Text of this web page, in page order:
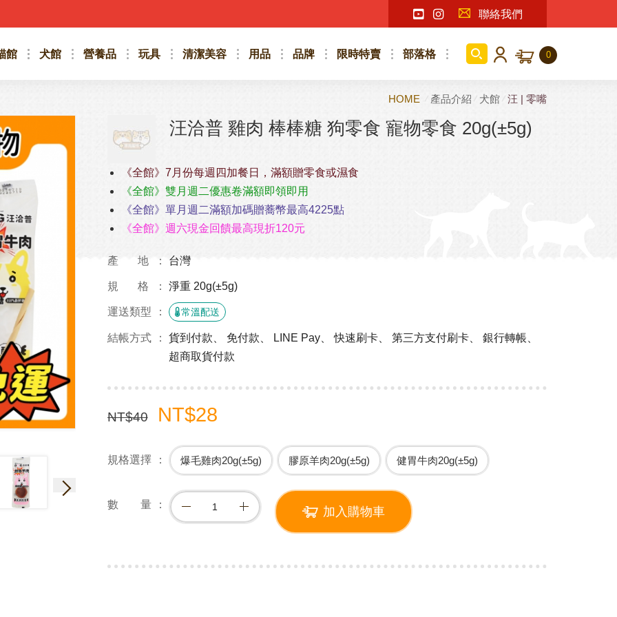
聯絡我們
館 犬館 營養品 玩具 清潔美容 用品 品牌 限時特賣 部落格 0
HOME 產品介紹 犬館 汪 | 零嘴
汪洽普 雞肉 棒棒糖 狗零食 寵物零食 20g(±5g)
《全館》7月份每週四加餐日，滿額贈零食或濕食
《全館》雙月週二優惠卷滿額即領即用
《全館》單月週二滿額加碼贈蕎幣最高4225點
《全館》週六現金回饋最高現折120元
產 地 台灣
規 格 淨重 20g(±5g)
運送類型 常溫配送
結帳方式
貨到付款、 免付款、 LINE Pay、 快速刷卡、 第三方支付刷卡、 銀行轉帳、
超商取貨付款
NT$40 NT$28
規格選擇 爆毛雞肉20g(±5g) 膠原羊肉20g(±5g) 健胃牛肉20g(±5g)
數 量
加入購物車